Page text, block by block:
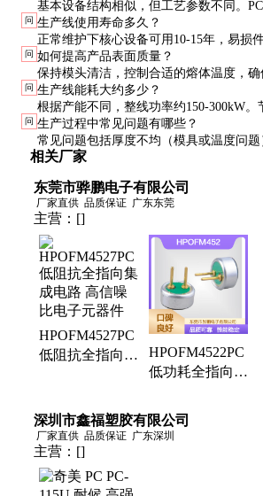
基本设备结构相似，但工艺参数不同。
300℃，PET约270-290℃。PET对干燥要
系统。
问 生产线使用寿命多久？
正常维护下核心设备可用10-15年，易损
5年更换。电气控制系统建议5-8年升级一
问 如何提高产品表面质量？
保持模头清洁，控制合适的熔体温度，
添加抗UV母粒，提高产品耐候性。
问 生产线能耗大约多少？
根据产能不同，整线功率约150-300kW。
耗约15%，长期运营成本优势明显。
问 生产过程中常见问题有哪些？
常见问题包括厚度不均（模具或温度问
或清洁问题）、尺寸不稳定（牵引或冷却
相关厂家
东莞市骅鹏电子有限公司
厂家直供 品质保证 广东东莞
主营： []
HPOFM4527PC
低阻抗全指向集
HPOFM4522PC
低功耗全指向麦
集成电路
深圳市鑫福塑胶有限公司
厂家直供 品质保证 广东深圳
主营： []